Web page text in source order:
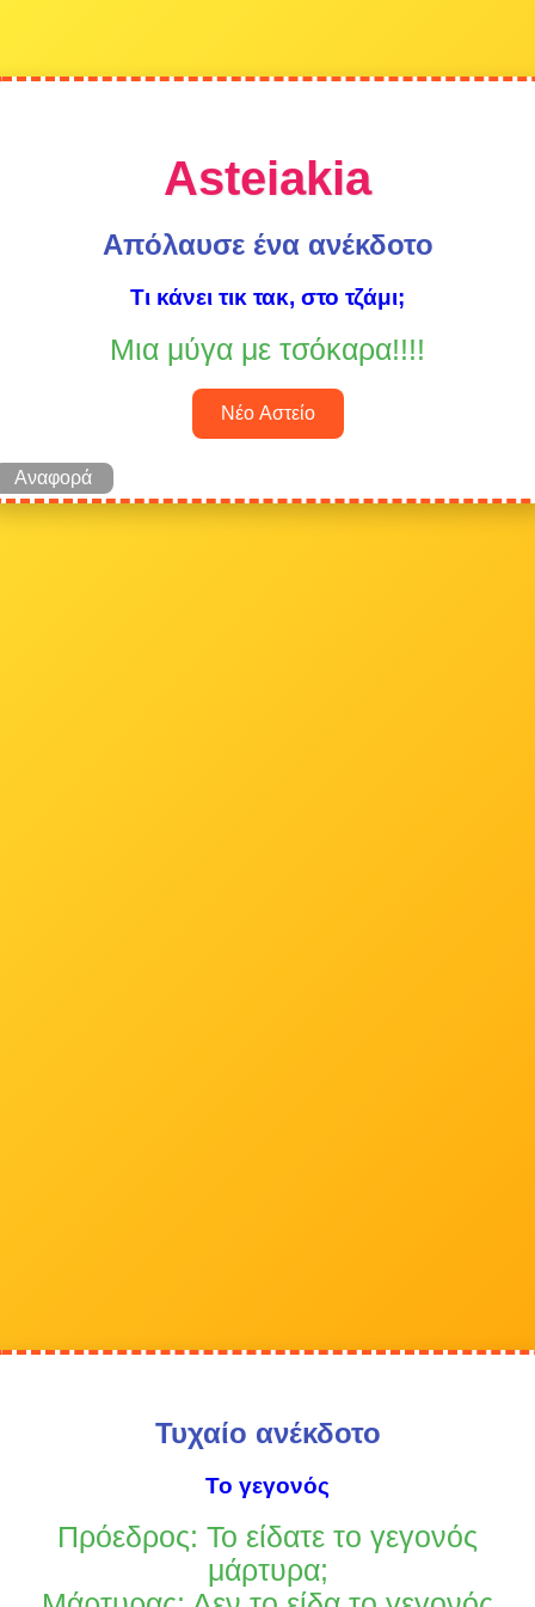
Asteiakia
Απόλαυσε ένα ανέκδοτο
Τι κάνει τικ τακ, στο τζάμι;
Μια μύγα με τσόκαρα!!!!
Νέο Αστείο
Αναφορά
Τυχαίο ανέκδοτο
Το γεγονός
Πρόεδρος: Το είδατε το γεγονός
μάρτυρα;